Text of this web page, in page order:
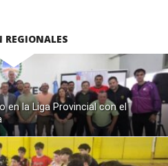
REGIONALES
en la Liga Provincial con el